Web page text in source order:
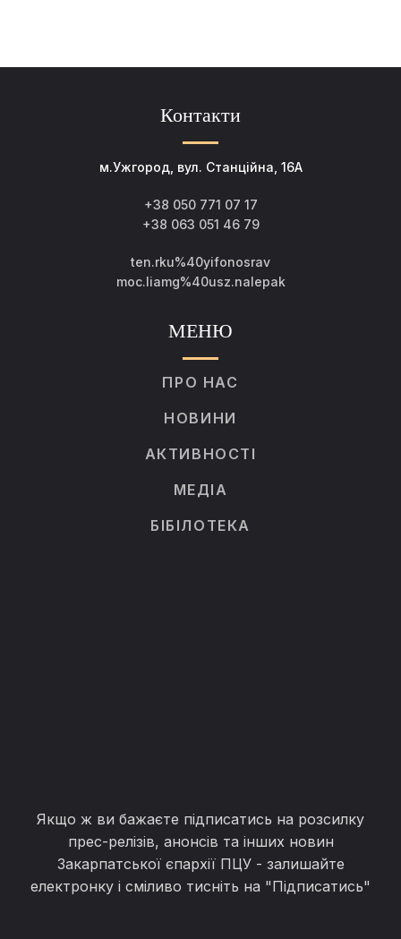
Контакти
м.Ужгород, вул. Станційна, 16А
+38 050 771 07 17
+38 063 051 46 79
ten.rku%40yifonosrav
moc.liamg%40usz.nalepak
МЕНЮ
ПРО НАС
НОВИНИ
АКТИВНОСТІ
МЕДІА
БІБІЛОТЕКА
Якщо ж ви бажаєте підписатись на розсилку
прес-релізів, анонсів та інших новин
Закарпатської єпархії ПЦУ - залишайте
електронку і сміливо тисніть на "Підписатись"